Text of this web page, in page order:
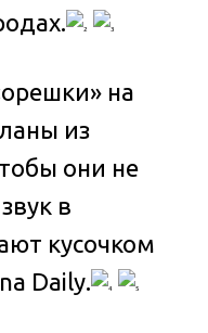
.
на
из
они не
в
кусочком
Daily.